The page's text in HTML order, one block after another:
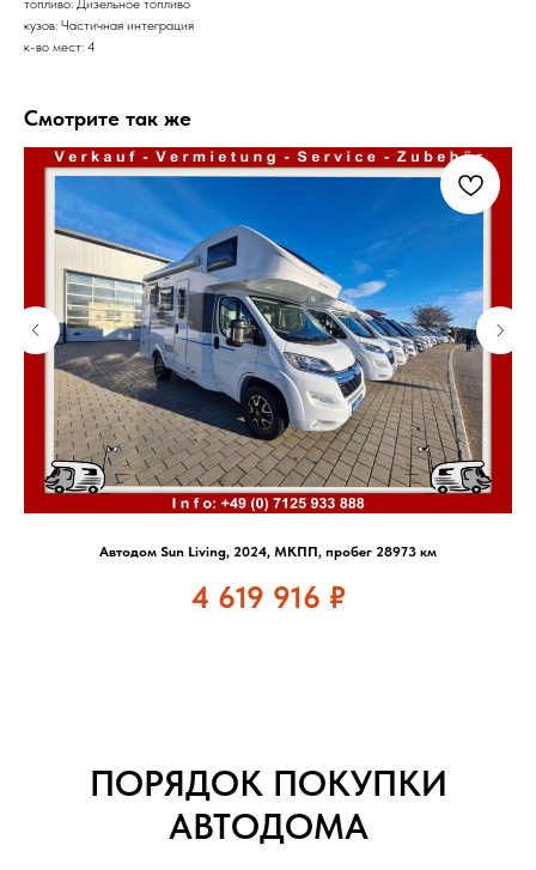
кузов: Частичная интеграция
к-во мест: 4
Смотрите так же
Автодом Sun Living, 2024, МКПП, пробег 28973 км
4 619 916 ₽
ПОРЯДОК ПОКУПКИ
АВТОДОМА